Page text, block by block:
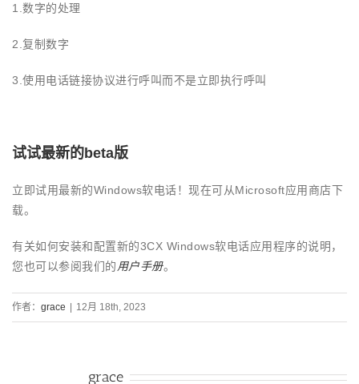
1.数字的处理
2.复制数字
3.使用电话链接协议进行呼叫而不是立即执行呼叫
试试最新的beta版
立即试用最新的Windows软电话！现在可从Microsoft应用商店下
载。
有关如何安装和配置新的3CX Windows软电话应用程序的说明，
您也可以参阅我们的 用户手册。
作者： grace 12月 18th, 2023
grace